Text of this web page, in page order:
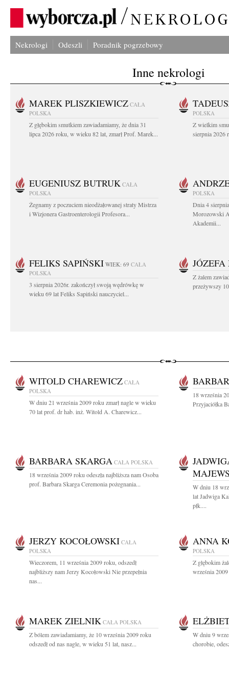
Nekrologi Odeszli Poradnik pogrzebowy
Inne nekrologi
MAREK PLISZKIEWICZ CAŁA
POLSKA
Z głębokim smutkiem zawiadamiamy, że dnia 31
lipca 2026 roku, w wieku 82 lat, zmarł Prof. Marek...
POLSKA
Z wielkim
sierpnia 2026
EUGENIUSZ BUTRUK CAŁA
POLSKA
Żegnamy z poczuciem nieodżałowanej straty Mistrza
i Wizjonera Gastroenterologii Profesora...
POLSKA
Dnia 4
Morozowski
Akademii...
FELIKS SAPIŃSKI WIEK: 69 CAŁA
POLSKA
3 sierpnia 2026r. zakończył swoją wędrówkę w
wieku 69 lat Feliks Sapiński nauczyciel...
Z żalem
przeżywszy
WITOLD CHAREWICZ CAŁA
POLSKA
W dniu 21 września 2009 roku zmarł nagle w wieku
70 lat prof. dr hab. inż. Witold A. Charewicz...
18 września
Przyjaciółka
BARBARA SKARGA CAŁA POLSKA
18 września 2009 roku odeszła najbliższa nam Osoba
prof. Barbara Skarga Ceremonia pożegnania...
W dniu 18
lat Jadwiga
płk....
JERZY KOCOŁOWSKI CAŁA
POLSKA
Wieczorem, 11 września 2009 roku, odszedł
najbliższy nam Jerzy Kocołowski Nie przepełnia
nas...
ANNA
POLSKA
Z głębokim
września
MAREK ZIELNIK CAŁA POLSKA
Z bólem zawiadamiamy, że 10 września 2009 roku
odszedł od nas nagle, w wieku 51 lat, nasz...
W dniu 9
chorobie,